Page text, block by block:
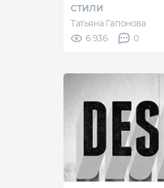
СТИЛИ
Татьяна Гапонова
6 936
0